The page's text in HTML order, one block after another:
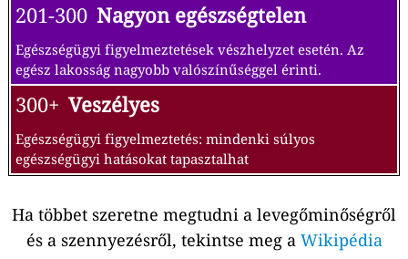
201-300 Nagyon egészségtelen
Egészségügyi figyelmeztetések vészhelyzet esetén. Az
egész lakosság nagyobb valószínűséggel érinti.
300+ Veszélyes
Egészségügyi figyelmeztetés: mindenki súlyos
egészségügyi hatásokat tapasztalhat
Ha többet szeretne megtudni a levegőminőségről
és a szennyezésről, tekintse meg a Wikipédia